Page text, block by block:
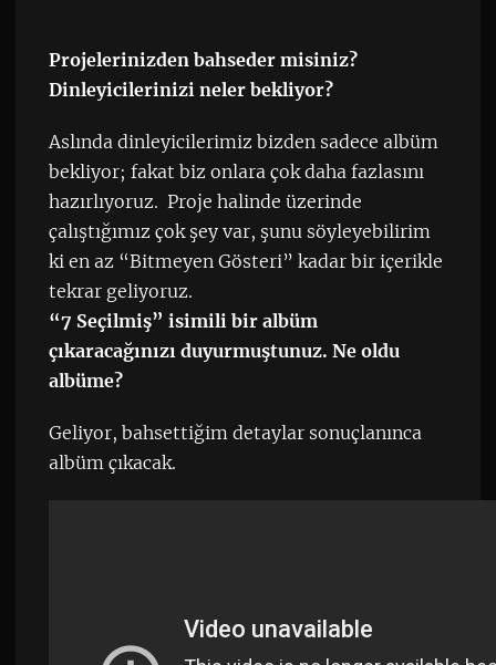
Projelerinizden bahseder misiniz?
Dinleyicilerinizi neler bekliyor?
Aslında dinleyicilerimiz bizden sadece albüm
bekliyor; fakat biz onlara çok daha fazlasını
hazırlıyoruz. Proje halinde üzerinde
çalıştığımız çok şey var, şunu söyleyebilirim
ki en az “Bitmeyen Gösteri” kadar bir içerikle
tekrar geliyoruz.
“7 Seçilmiş” isimili bir albüm
çıkaracağınızı duyurmuştunuz. Ne oldu
albüme?
Geliyor, bahsettiğim detaylar sonuçlanınca
albüm çıkacak.